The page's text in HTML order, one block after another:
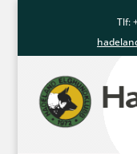
Tlf: